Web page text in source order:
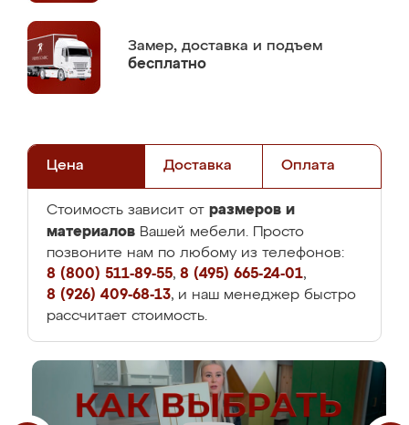
Замер, доставка и подъем
бесплатно
Цена Доставка Оплата
Стоимость зависит от размеров и
материалов Вашей мебели. Просто
позвоните нам по любому из телефонов:
8 (800) 511-89-55, 8 (495) 665-24-01,
8 (926) 409-68-13, и наш менеджер быстро
рассчитает стоимость.